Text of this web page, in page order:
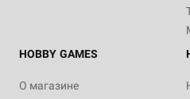
HOBBY GAMES
О магазине